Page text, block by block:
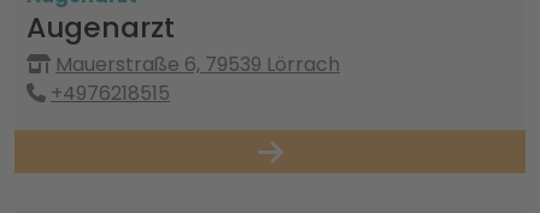
Augenarzt
Mauerstraße 6, 79539 Lörrach
+4976218515